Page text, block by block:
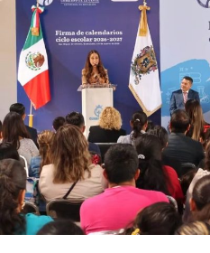
convoca a jóvenes
a representar a sus ejidos,
municipal durante los
celebraciones culturales del
«Mauricio Trejo está muy
conserven y promuevan
del Campesino y las Reinas
imagen viva de San Miguel
especiales, las desfiles, la
cultural del municipio»
Rodríguez, titular de la